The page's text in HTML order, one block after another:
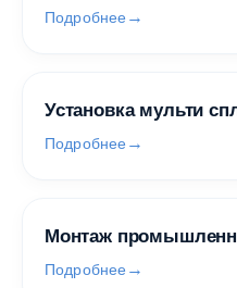
Подробнее
Установка мульти
Подробнее
Монтаж
Подробнее